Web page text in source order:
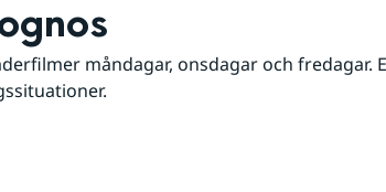
måndagar, onsdagar och fredagar.